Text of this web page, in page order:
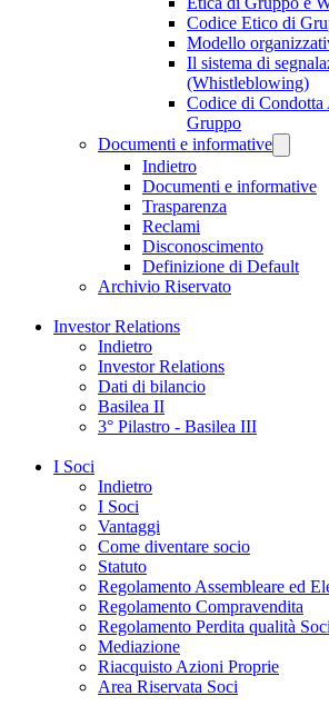
Codice Etico di
Modello
Il sistema di
(Whistleblowing)
Codice di
Gruppo
Documenti e informative
Indietro
Documenti e informative
Trasparenza
Reclami
Disconoscimento
Definizione di Default
Archivio Riservato
Investor Relations
Indietro
Investor Relations
Dati di bilancio
Basilea II
3° Pilastro - Basilea III
I Soci
Indietro
I Soci
Vantaggi
Come diventare socio
Statuto
Regolamento Assembleare ed
Regolamento Compravendita
Regolamento Perdita qualità
Mediazione
Riacquisto Azioni Proprie
Area Riservata Soci